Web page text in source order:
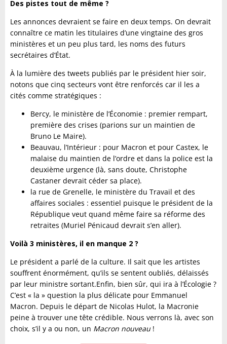
Des pistes tout de même ?
Les annonces devraient se faire en deux temps. On devrait
connaître ce matin les titulaires d’une vingtaine des gros
ministères et un peu plus tard, les noms des futurs
secrétaires d’État.
À la lumière des tweets publiés par le président hier soir,
notons que cinq secteurs vont être renforcés car il les a
cités comme stratégiques :
Bercy, le ministère de l’Économie : premier rempart,
première des crises (parions sur un maintien de
Bruno Le Maire).
Beauvau, l’Intérieur : pour Macron et pour Castex, le
malaise du maintien de l’ordre et dans la police est la
deuxième urgence (là, sans doute, Christophe
Castaner devrait céder sa place).
la rue de Grenelle, le ministère du Travail et des
affaires sociales : essentiel puisque le président de la
République veut quand même faire sa réforme des
retraites (Muriel Pénicaud devrait s’en aller).
Voilà 3 ministères, il en manque 2 ?
Le président a parlé de la culture. Il sait que les artistes
souffrent énormément, qu’ils se sentent oubliés, délaissés
par leur ministre sortant.Enfin, bien sûr, qui ira à l’Écologie ?
C’est « la » question la plus délicate pour Emmanuel
Macron. Depuis le départ de Nicolas Hulot, la Macronie
peine à trouver une tête crédible. Nous verrons là, avec son
choix, s’il y a ou non, un Macron nouveau!